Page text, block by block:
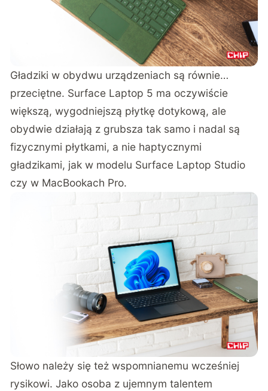
Gładziki w obydwu urządzeniach są równie…
przeciętne. Surface Laptop 5 ma oczywiście
większą, wygodniejszą płytkę dotykową, ale
obydwie działają z grubsza tak samo i nadal są
fizycznymi płytkami, a nie haptycznymi
gładzikami, jak w modelu Surface Laptop Studio
czy w MacBookach Pro.
Słowo należy się też wspomnianemu wcześniej
rysikowi. Jako osoba z ujemnym talentem